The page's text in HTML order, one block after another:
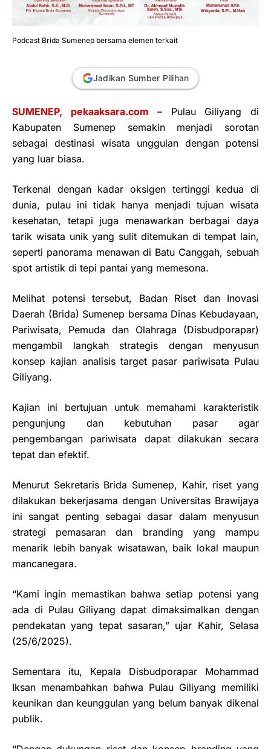
Podcast Brida Sumenep bersama elemen terkait
Jadikan Sumber Pilihan
SUMENEP, pekaaksara.com – Pulau Giliyang di
Kabupaten Sumenep semakin menjadi sorotan
sebagai destinasi wisata unggulan dengan potensi
yang luar biasa.
Terkenal dengan kadar oksigen tertinggi kedua di
dunia, pulau ini tidak hanya menjadi tujuan wisata
kesehatan, tetapi juga menawarkan berbagai daya
tarik wisata unik yang sulit ditemukan di tempat lain,
seperti panorama menawan di Batu Canggah, sebuah
spot artistik di tepi pantai yang memesona.
Melihat potensi tersebut, Badan Riset dan Inovasi
Daerah (Brida) Sumenep bersama Dinas Kebudayaan,
Pariwisata, Pemuda dan Olahraga (Disbudporapar)
mengambil langkah strategis dengan menyusun
konsep kajian analisis target pasar pariwisata Pulau
Giliyang.
Kajian ini bertujuan untuk memahami karakteristik
pengunjung dan kebutuhan pasar agar
pengembangan pariwisata dapat dilakukan secara
tepat dan efektif.
Menurut Sekretaris Brida Sumenep, Kahir, riset yang
dilakukan bekerjasama dengan Universitas Brawijaya
ini sangat penting sebagai dasar dalam menyusun
strategi pemasaran dan branding yang mampu
menarik lebih banyak wisatawan, baik lokal maupun
mancanegara.
“Kami ingin memastikan bahwa setiap potensi yang
ada di Pulau Giliyang dapat dimaksimalkan dengan
pendekatan yang tepat sasaran,” ujar Kahir, Selasa
(25/6/2025).
Sementara itu, Kepala Disbudporapar Mohammad
Iksan menambahkan bahwa Pulau Giliyang memiliki
keunikan dan keunggulan yang belum banyak dikenal
publik.